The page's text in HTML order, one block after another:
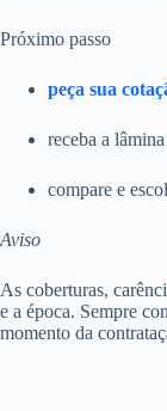
Próximo passo
peça sua
receba a
compare e
Aviso
As coberturas,
e a época. Sempre
momento da